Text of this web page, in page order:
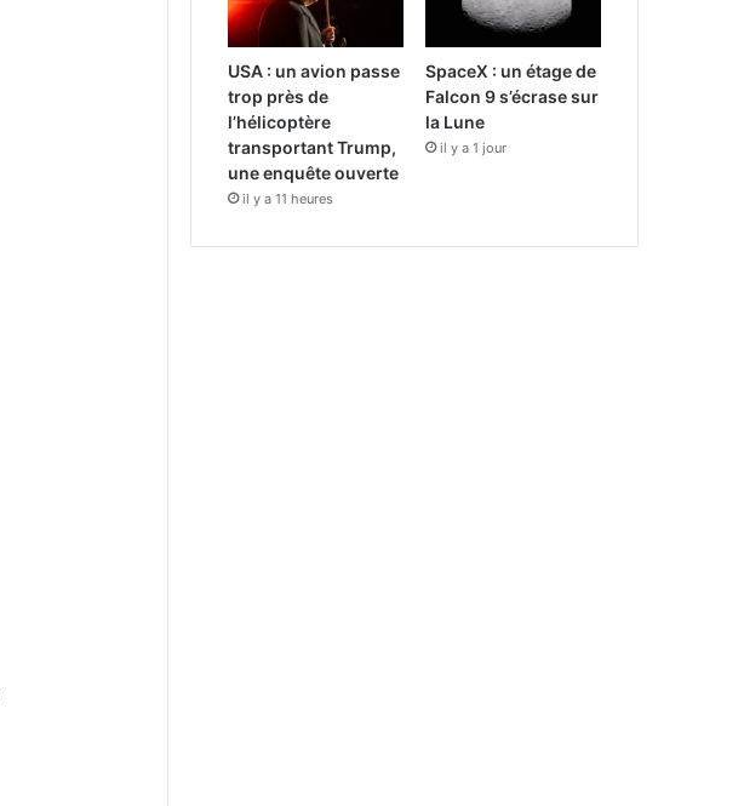
USA : un avion passe
trop près de
l’hélicoptère
transportant Trump,
une enquête ouverte
il y a 11 heures
SpaceX : un étage de
Falcon 9 s’écrase sur
la Lune
il y a 1 jour